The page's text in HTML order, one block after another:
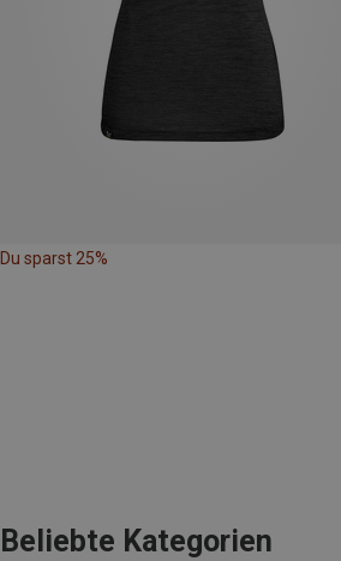
Du sparst 25%
Beliebte Kategorien